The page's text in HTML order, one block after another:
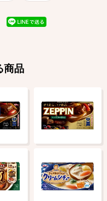
商品